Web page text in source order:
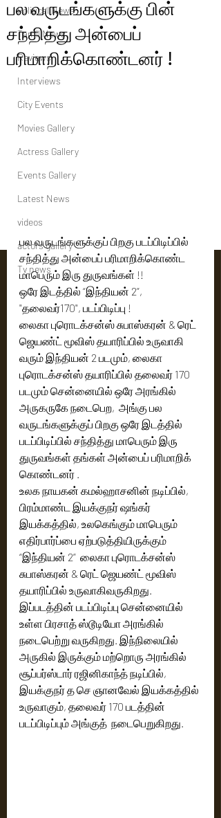
Political News
Tamil News
Reviews
Interviews
City Events
Movies Gallery
Actress Gallery
Events Gallery
Latest News
videos
actors gallery
Tv news
பல வருடங்களுக்கு பின்
சந்தித்து அன்பைப்
பரிமாறிக்கொண்டனர் !
பல வருடங்களுக்குப் பிறகு படப்பிடிப்பில்
சந்தித்து அன்பைப் பரிமாறிக்கொண்ட
மாபெரும் இரு துருவங்கள் !!
ஒரே இடத்தில் “இந்தியன் 2”,
"தலைவர்170", படப்பிடிப்பு !
லைகா புரொடக்சன்ஸ் சுபாஸ்கரன் & ரெட்
ஜெயண்ட் மூவிஸ் தயாரிப்பில் உருவாகி
வரும் இந்தியன் 2 படமும், லைகா
புரொடக்சன்ஸ் தயாரிப்பில் தலைவர் 170
படமும் சென்னையில் ஒரே அரங்கில்
அருகருகே நடைபெற,  அங்கு பல
வருடங்களுக்குப் பிறகு ஒரே இடத்தில்
படப்பிடிப்பில் சந்தித்து மாபெரும் இரு
துருவங்கள் தங்கள் அன்பைப் பரிமாறிக்
கொண்டனர் .
உலக நாயகன் கமல்ஹாசனின் நடிப்பில்,
பிரம்மாண்ட இயக்குநர் ஷங்கர்
இயக்கத்தில், உலகெங்கும் மாபெரும்
எதிர்பார்ப்பை ஏற்படுத்தியிருக்கும்
“இந்தியன் 2”  லைகா புரொடக்சன்ஸ்
சுபாஸ்கரன் & ரெட் ஜெயண்ட் மூவிஸ்
தயாரிப்பில் உருவாகிவருகிறது.
இப்படத்தின் படப்பிடிப்பு சென்னையில்
உள்ள பிரசாத் ஸ்டூடியோ அரங்கில்
நடைபெற்று வருகிறது. இந்நிலையில்
அருகில் இருக்கும் மற்றொரு அரங்கில்
சூப்பர்ஸ்டார் ரஜினிகாந்த் நடிப்பில்,
இயக்குநர் த செ ஞானவேல் இயக்கத்தில்
உருவாகும், தலைவர் 170 படத்தின்
படப்பிடிப்பும் அங்குத்  நடைபெறுகிறது.